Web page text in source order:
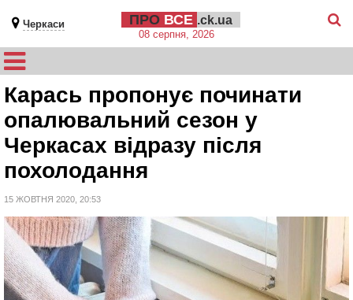
Черкаси ПРО ВСЕ .ck.ua
08 серпня, 2026
Карась пропонує починати
опалювальний сезон у
Черкасах відразу після
похолодання
15 ЖОВТНЯ 2020, 20:53